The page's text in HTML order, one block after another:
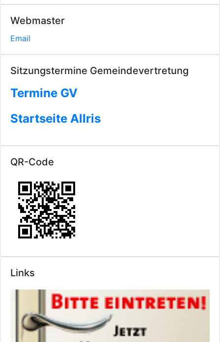
Webmaster
Email
Sitzungstermine Gemeindevertretung
Termine GV
Startseite Allris
QR-Code
Links